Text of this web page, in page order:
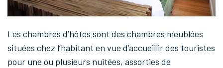
Les chambres d’hôtes sont des chambres meublées
situées chez l’habitant en vue d’accueillir des touristes
pour une ou plusieurs nuitées, assorties de